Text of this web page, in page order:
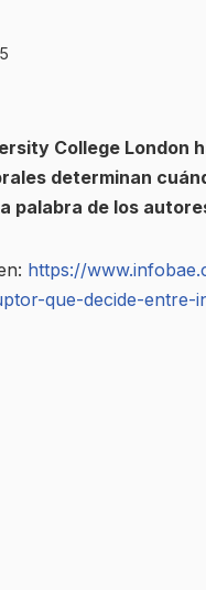
College London
determinan
palabra de los
https://
que-decide-entre-